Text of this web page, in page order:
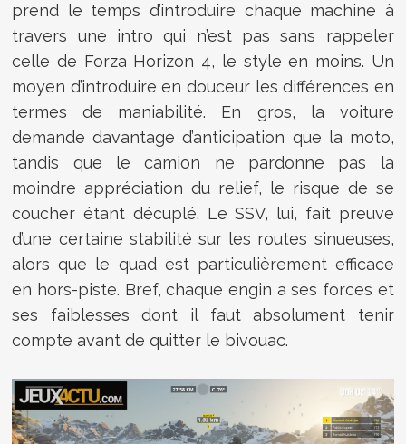
prend le temps d’introduire chaque machine à
travers une intro qui n’est pas sans rappeler
celle de Forza Horizon 4, le style en moins. Un
moyen d’introduire en douceur les différences en
termes de maniabilité. En gros, la voiture
demande davantage d’anticipation que la moto,
tandis que le camion ne pardonne pas la
moindre appréciation du relief, le risque de se
coucher étant décuplé. Le SSV, lui, fait preuve
d’une certaine stabilité sur les routes sinueuses,
alors que le quad est particulièrement efficace
en hors-piste. Bref, chaque engin a ses forces et
ses faiblesses dont il faut absolument tenir
compte avant de quitter le bivouac.